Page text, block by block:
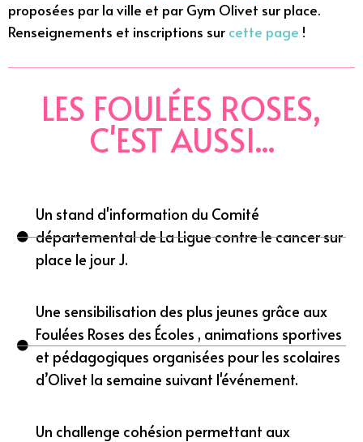
proposées par la ville et par Gym Olivet sur place.
Renseignements et inscriptions sur cette page !
LES FOULÉES ROSES,
C'EST AUSSI...
Un stand d'information du Comité
départemental de La Ligue contre le cancer sur
place le jour J.
Une sensibilisation des plus jeunes grâce aux
Foulées Roses des Écoles , animations sportives
et pédagogiques organisées pour les scolaires
d’Olivet la semaine suivant l'événement.
Un challenge cohésion permettant aux